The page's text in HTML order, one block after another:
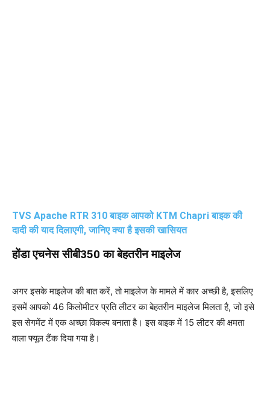
TVS Apache RTR 310 बाइक आपको KTM Chapri बाइक की
दादी की याद दिलाएगी, जानिए क्या है इसकी खासियत
होंडा एचनेस सीबी350 का बेहतरीन माइलेज
अगर इसके माइलेज की बात करें, तो माइलेज के मामले में कार अच्छी है, इसलिए
इसमें आपको 46 किलोमीटर प्रति लीटर का बेहतरीन माइलेज मिलता है, जो इसे
इस सेगमेंट में एक अच्छा विकल्प बनाता है। इस बाइक में 15 लीटर की क्षमता
वाला फ्यूल टैंक दिया गया है।